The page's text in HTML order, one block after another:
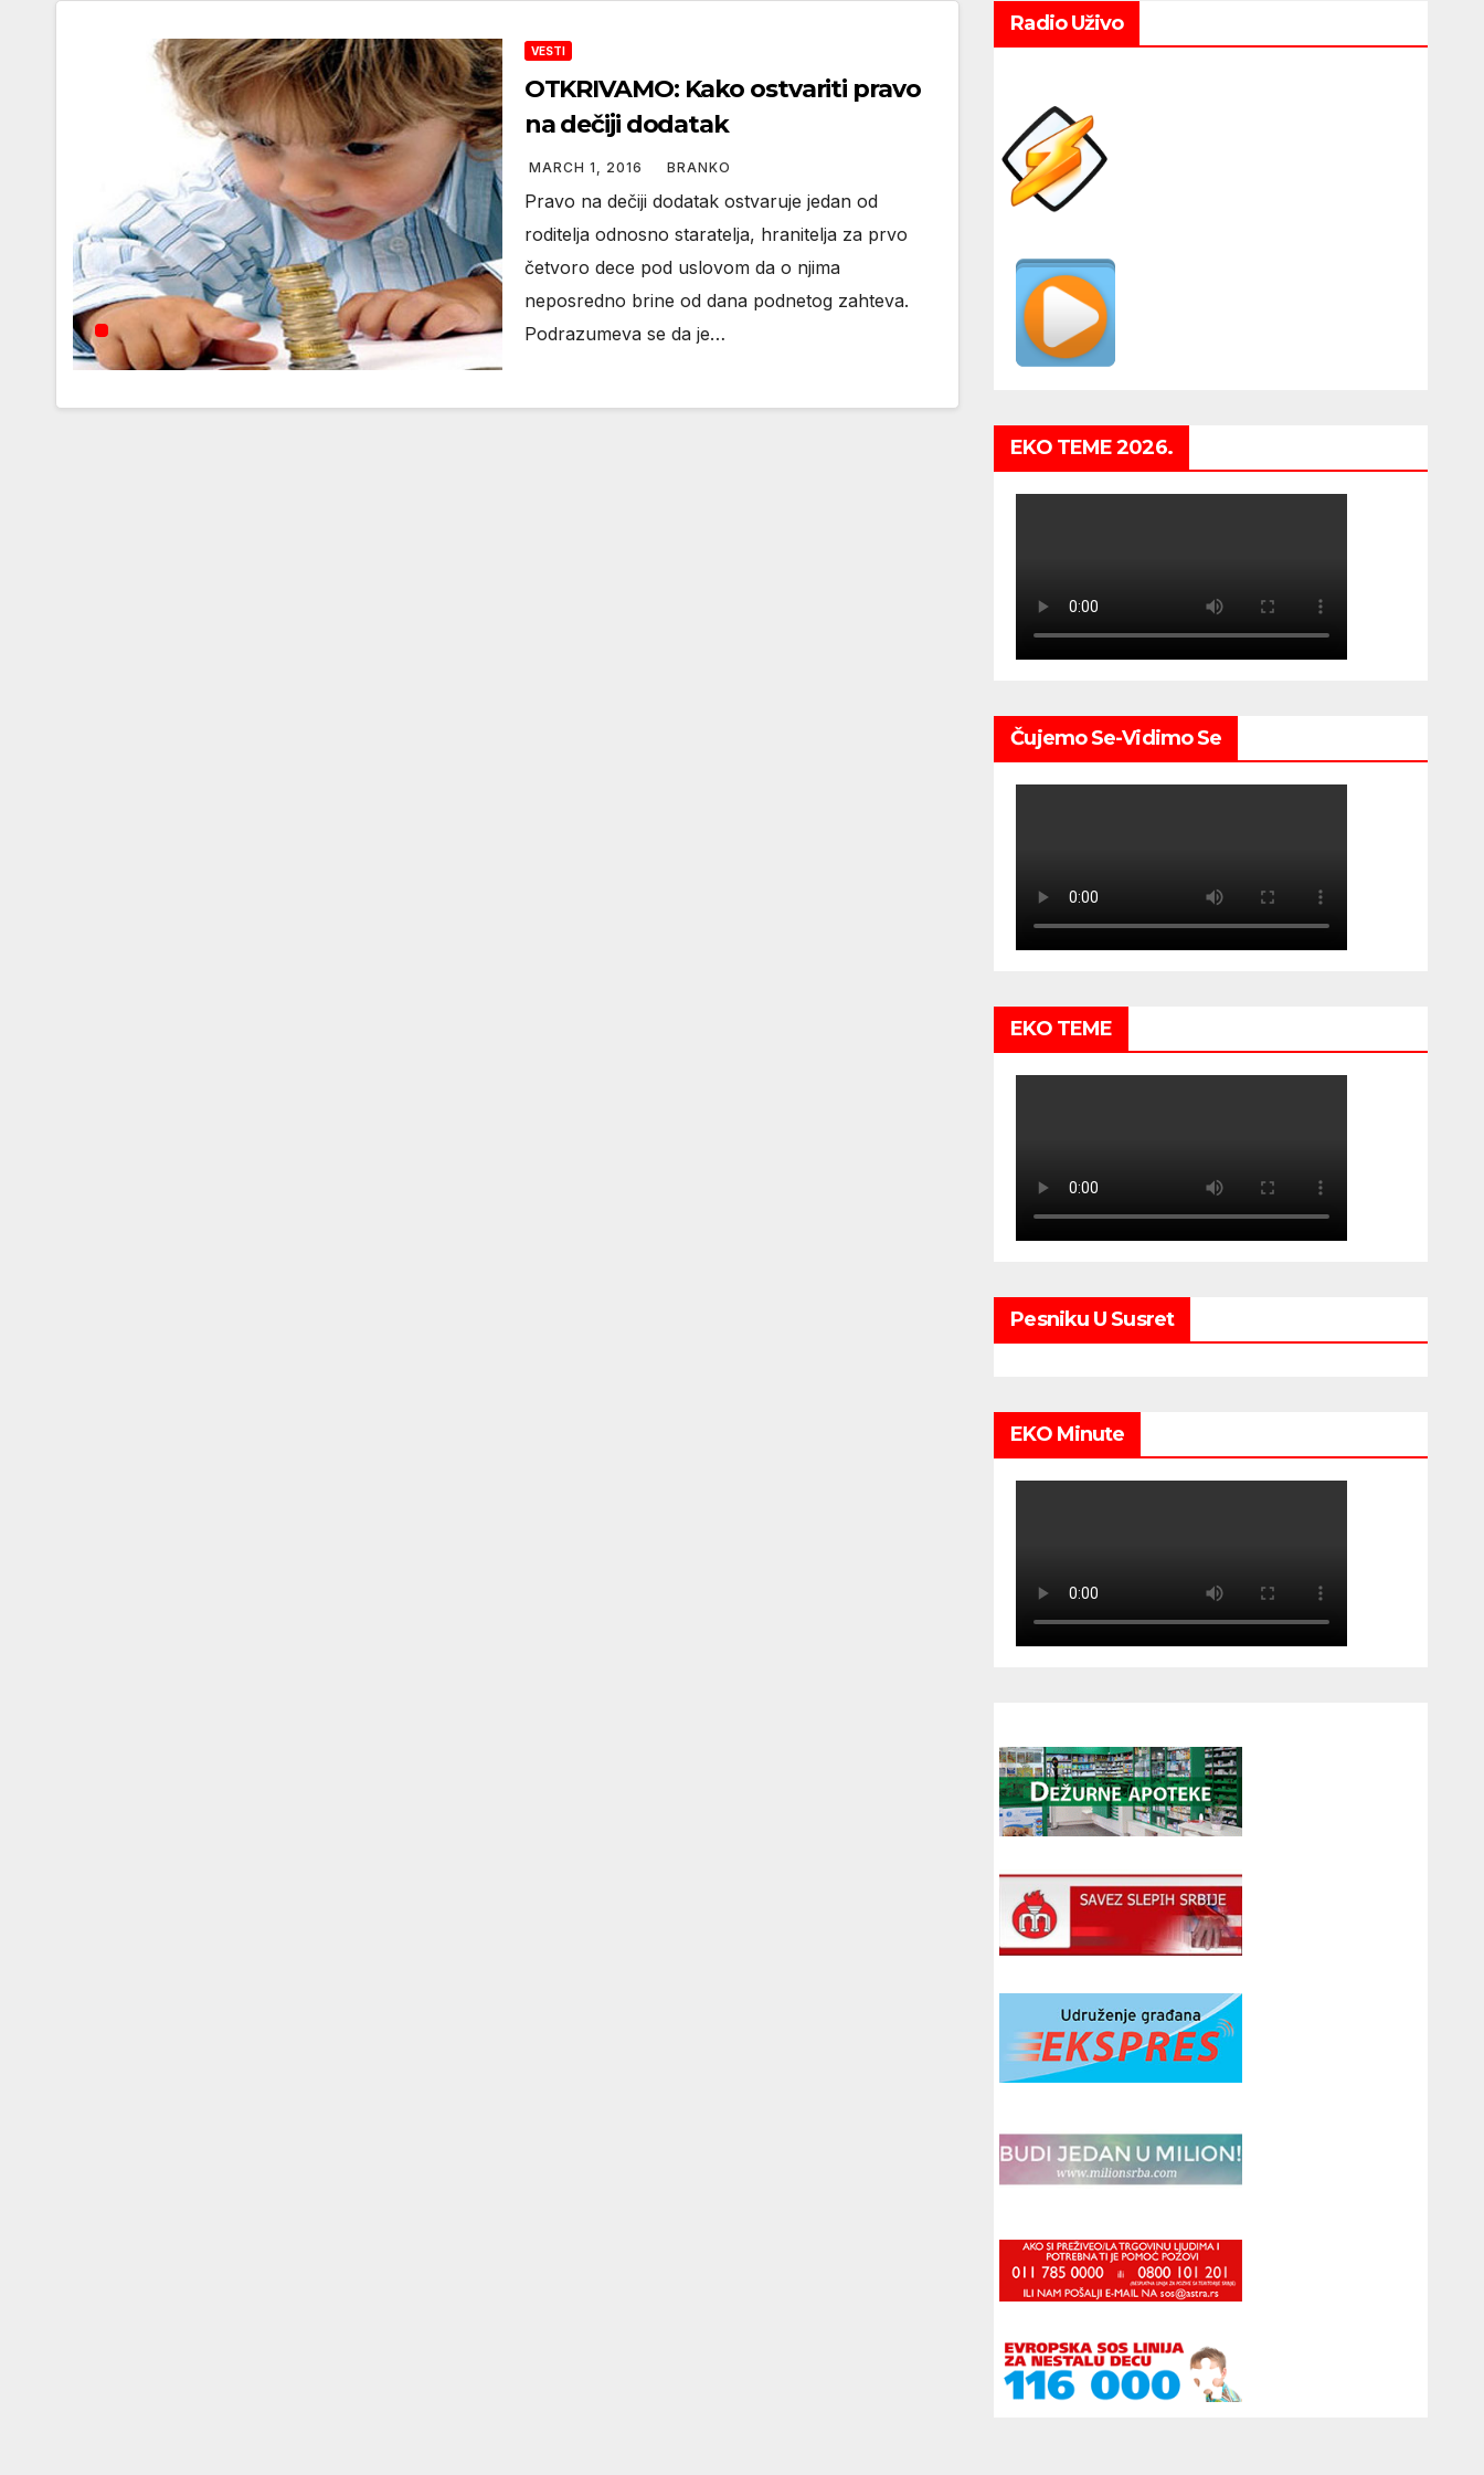
VESTI
OTKRIVAMO: Kako ostvariti pravo
na dečiji dodatak
MARCH 1, 2016 BRANKO
Pravo na dečiji dodatak ostvaruje jedan od
roditelja odnosno staratelja, hranitelja za prvo
četvoro dece pod uslovom da o njima
neposredno brine od dana podnetog zahteva.
Podrazumeva se da je…
Radio Uživo
EKO TEME 2026.
Čujemo Se-Vidimo Se
EKO TEME
Pesniku U Susret
EKO Minute